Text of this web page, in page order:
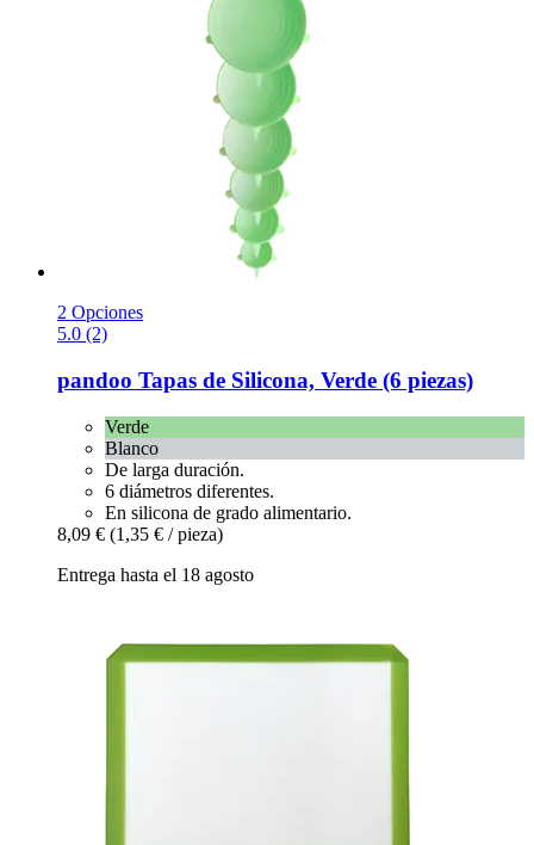
2 Opciones
5.0 (2)
pandoo Tapas de Silicona, Verde (6 piezas)
Verde
Blanco
De larga duración.
6 diámetros diferentes.
En silicona de grado alimentario.
8,09 € (1,35 € / pieza)
Entrega hasta el 18 agosto